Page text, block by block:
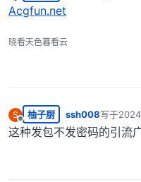
离线
Acgfun.net
晓看天色暮看云
S
离线
柚子厨 ssh008写于
最后由 编
这种发包不发密码的引流